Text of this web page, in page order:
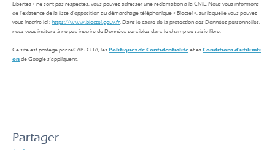
Libertés » ne sont pas respectés, vous pouvez adresser une réclamation à la CNIL. Nous vous informons
de l’existence de la liste d'opposition au démarchage téléphonique « Bloctel », sur laquelle vous pouvez
vous inscrire ici : https://www.bloctel.gouv.fr. Dans le cadre de la protection des Données personnelles,
nous vous invitons à ne pas inscrire de Données sensibles dans le champ de saisie libre.
Ce site est protégé par reCAPTCHA, les Politiques de Confidentialité et es Conditions d'utilisati
on de Google s'appliquent.
partager